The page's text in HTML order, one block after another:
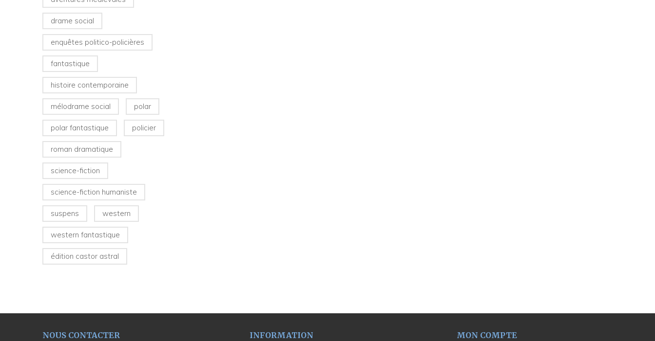
drame social
enquêtes politico-policières
fantastique
histoire contemporaine
mélodrame social polar
polar fantastique policier
roman dramatique
science-fiction
science-fiction humaniste
suspens western
western fantastique
édition castor astral
NOUS CONTACTER INFORMATION MON COMPTE